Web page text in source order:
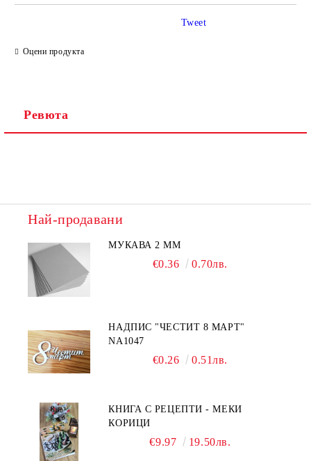
Оцени продукта
Tweet
Ревюта
Най-продавани
МУКАВА 2 ММ
€0.36 0.70лв.
НАДПИС "ЧЕСТИТ 8 МАРТ"
NA1047
€0.26 0.51лв.
КНИГА С РЕЦЕПТИ - МЕКИ
КОРИЦИ
€9.97 19.50лв.